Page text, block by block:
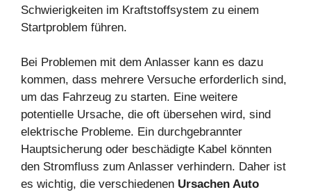
Schwierigkeiten im Kraftstoffsystem zu einem
Startproblem führen.
Bei Problemen mit dem Anlasser kann es dazu
kommen, dass mehrere Versuche erforderlich sind,
um das Fahrzeug zu starten. Eine weitere
potentielle Ursache, die oft übersehen wird, sind
elektrische Probleme. Ein durchgebrannter
Hauptsicherung oder beschädigte Kabel könnten
den Stromfluss zum Anlasser verhindern. Daher ist
es wichtig, die verschiedenen Ursachen Auto